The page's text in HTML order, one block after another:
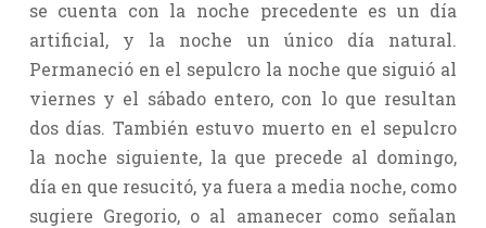
se cuenta con la noche precedente es un día
artificial, y la noche un único día natural.
Permaneció en el sepulcro la noche que siguió al
viernes y el sábado entero, con lo que resultan
dos días. También estuvo muerto en el sepulcro
la noche siguiente, la que precede al domingo,
día en que resucitó, ya fuera a media noche, como
sugiere Gregorio, o al amanecer como señalan